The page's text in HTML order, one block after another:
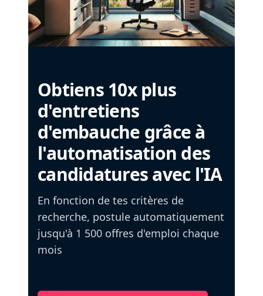
Obtiens 10x plus
d'entretiens
d'embauche grâce à
l'automatisation des
candidatures avec l'IA
En fonction de tes critères de
recherche, postule automatiquement
jusqu'à 1 500 offres d'emploi chaque
mois